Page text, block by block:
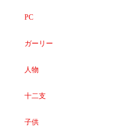
PC
ガーリー
人物
十二支
子供